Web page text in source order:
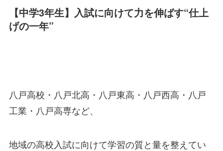
【中学3年生】入試に向けて力を伸ばす“仕上
げの一年”
八戸高校・八戸北高・八戸東高・八戸西高・八戸
工業・八戸高専など、
地域の高校入試に向けて学習の質と量を整えてい